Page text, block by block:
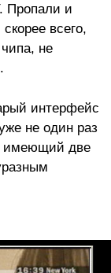
Пропали и
всего,
не
интерфейс
не один раз
имеющий две